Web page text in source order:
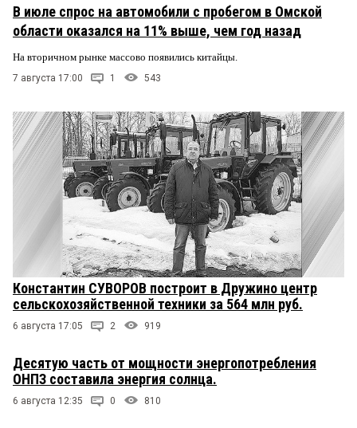
В июле спрос на автомобили с пробегом в Омской
области оказался на 11% выше, чем год назад
На вторичном рынке массово появились китайцы.
7 августа 17:00 1 543
Константин СУВОРОВ построит в Дружино центр
сельскохозяйственной техники за 564 млн руб.
6 августа 17:05 2 919
Десятую часть от мощности энергопотребления
ОНПЗ составила энергия солнца.
6 августа 12:35 0 810